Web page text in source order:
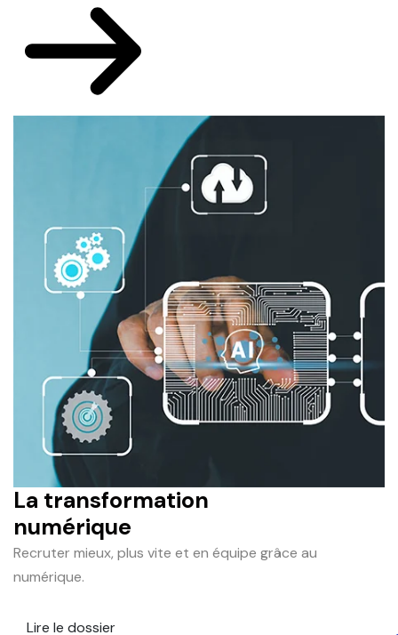
La transformation
numérique
Recruter mieux, plus vite et en équipe grâce au
numérique.
Lire le dossier